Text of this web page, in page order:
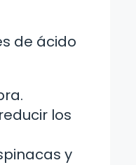
de ácido
los
y